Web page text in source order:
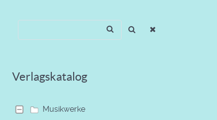
Verlagskatalog
Musikwerke